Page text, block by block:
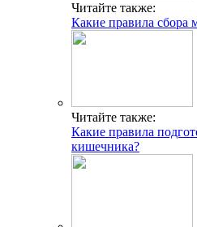
Читайте также:
Какие правила сбора
Читайте также:
Какие правила
кишечника?